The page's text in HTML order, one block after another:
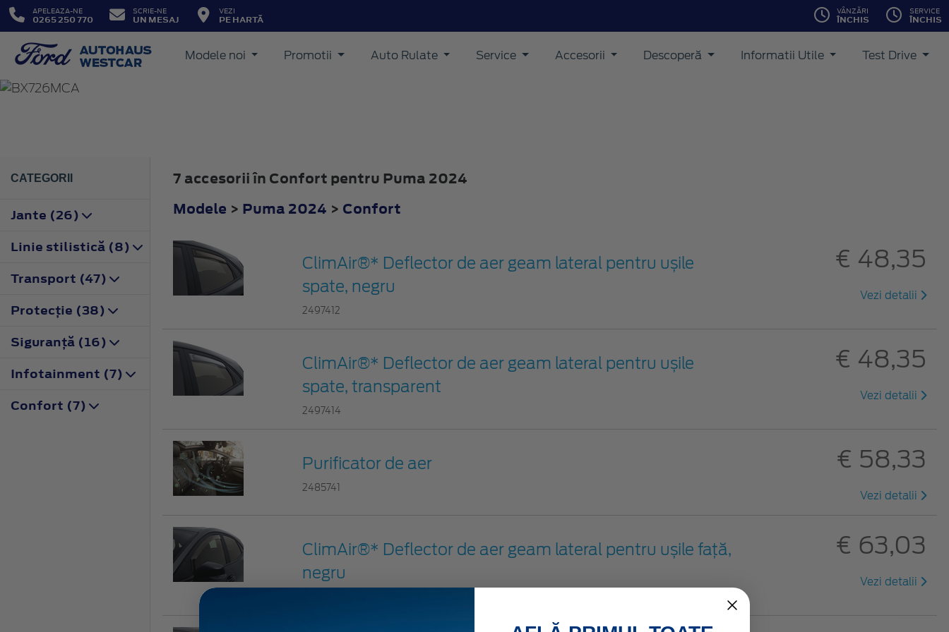
APELEAZA-NE
0265 250 770
SCRIE-NE
UN MESAJ
VEZI
PE HARTĂ
VÂNZĂRI
ÎNCHIS
SERVICE
ÎNCHIS
Modele noi Promotii Auto Rulate Service Accesorii Descoperă Informatii Utile Test Drive
PUMA
CATEGORII
Jante (26)
Linie stilistică (8)
Transport (47)
Protecţie (38)
Siguranţă (16)
Infotainment (7)
Confort (7)
7 accesorii în Confort pentru Puma 2024
Modele > Puma 2024 > Confort
ClimAir®* Deflector de aer geam lateral pentru ușile
spate, negru
2497412
€ 48,35
Vezi detalii
ClimAir®* Deflector de aer geam lateral pentru ușile
spate, transparent
2497414
€ 48,35
Vezi detalii
Purificator de aer
2485741
€ 58,33
Vezi detalii
ClimAir®* Deflector de aer geam lateral pentru ușile față,
negru
€ 63,03
Vezi detalii